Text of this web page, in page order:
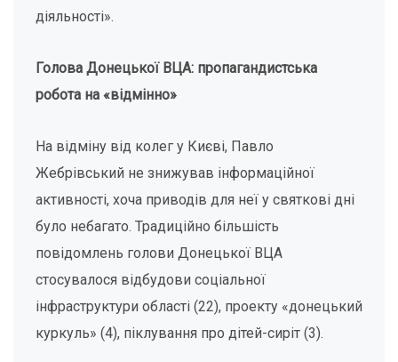
діяльності».
Голова Донецької ВЦА: пропагандистська
робота на «відмінно»
На відміну від колег у Києві, Павло
Жебрівський не знижував інформаційної
активності, хоча приводів для неї у святкові дні
було небагато. Традиційно більшість
повідомлень голови Донецької ВЦА
стосувалося відбудови соціальної
інфраструктури області (22), проекту «донецький
куркуль» (4), піклування про дітей-сиріт (3).